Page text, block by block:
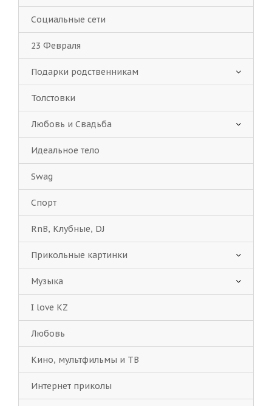
Социальные сети
23 Февраля
Подарки родственникам
Толстовки
Любовь и Свадьба
Идеальное тело
Swag
Спорт
RnB, Клубные, DJ
Прикольные картинки
Музыка
I love KZ
Любовь
Кино, мультфильмы и ТВ
Интернет приколы